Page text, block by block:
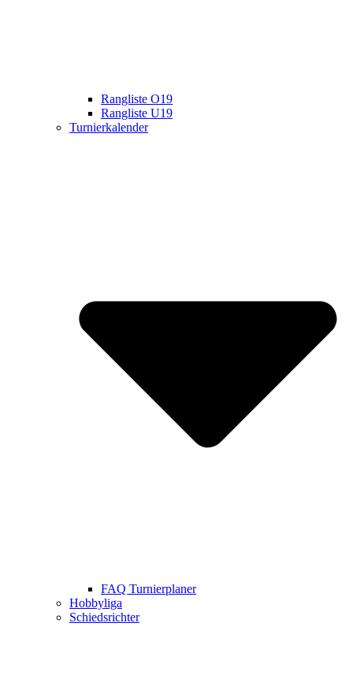
Rangliste O19
Rangliste U19
Turnierkalender
FAQ Turnierplaner
Hobbyliga
Schiedsrichter